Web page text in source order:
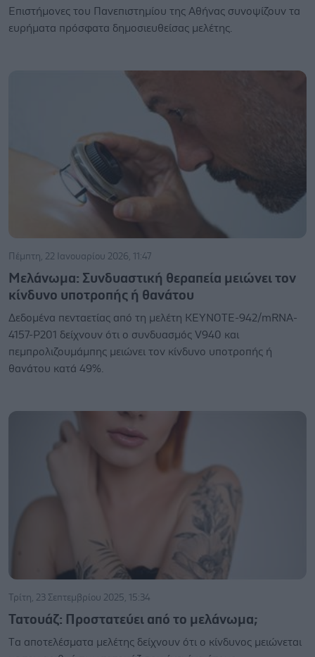
Επιστήμονες του Πανεπιστημίου της Αθήνας συνοψίζουν τα
ευρήματα πρόσφατα δημοσιευθείσας μελέτης.
Πέμπτη, 22 Ιανουαρίου 2026, 11:47
Μελάνωμα: Συνδυαστική θεραπεία μειώνει τον
κίνδυνο υποτροπής ή θανάτου
Δεδομένα πενταετίας από τη μελέτη KEYNOTE-942/mRNA-
4157-P201 δείχνουν ότι ο συνδυασμός V940 και
πεμπρολιζουμάμπης μειώνει τον κίνδυνο υποτροπής ή
θανάτου κατά 49%.
Τρίτη, 23 Σεπτεμβρίου 2025, 15:34
Τατουάζ: Προστατεύει από το μελάνωμα;
Tα αποτελέσματα μελέτης δείχνουν ότι ο κίνδυνος μειώνεται